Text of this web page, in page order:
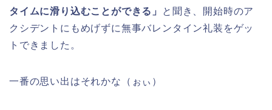
タイムに滑り込むことができる」
と聞き、開始時のア
クシデントにもめげずに無事バレンタイン礼装をゲッ
トできました。
一番の思い出はそれかな（ぉぃ）